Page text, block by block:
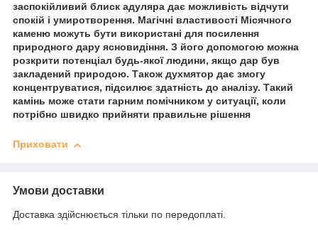
заспокійливий блиск адуляра дає можливість відчути
спокій і умиротворення. Магічні властивості Місячного
каменю можуть бути використані для посилення
природного дару ясновидіння. З його допомогою можна
розкрити потенціал будь-якої людини, якщо дар був
закладений природою. Також духмятор дає змогу
концентруватися, підсилює здатність до аналізу. Такий
камінь може стати гарним помічником у ситуації, коли
потрібно швидко прийняти правильне рішення
Приховати
Умови доставки
Доставка здійснюється тільки по передоплаті.